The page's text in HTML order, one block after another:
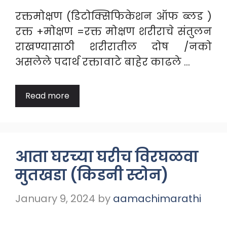
रक्तमोक्षण (डिटोक्सिफिकेशन ऑफ ब्लड )
रक्त +मोक्षण =रक्त मोक्षण शरीराचे संतुलन
राखण्यासाठी शरीरातील दोष /नको
असलेले पदार्थ रक्तावाटे बाहेर काढले …
Read more
आता घरच्या घरीच विरघळवा
मुतखडा (किडनी स्टोन)
January 9, 2024 by aamachimarathi